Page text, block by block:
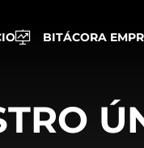
BITÁCORA